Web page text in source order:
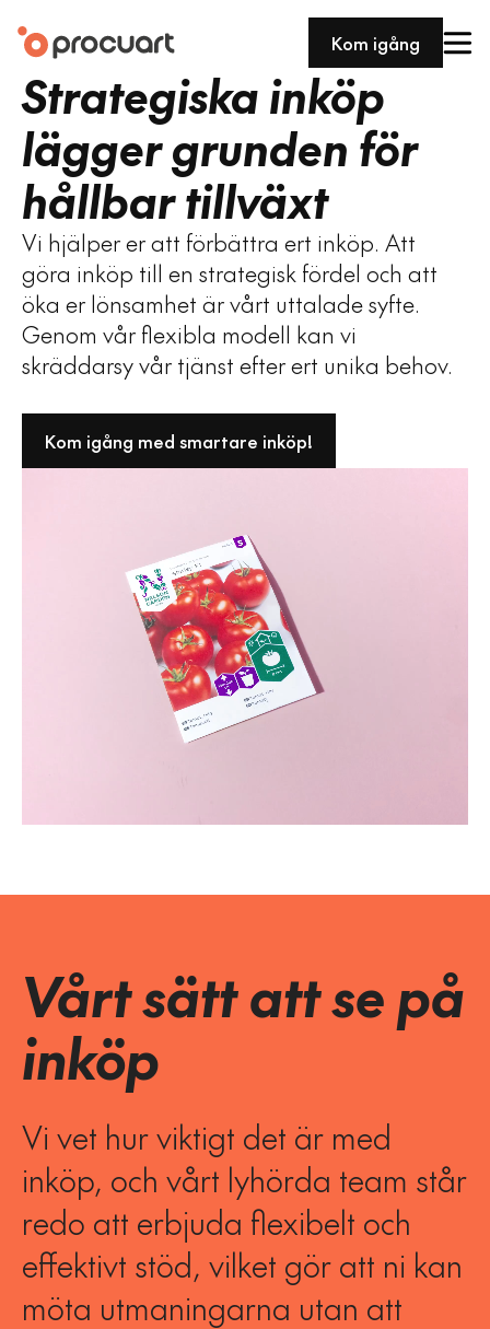
Kom igång
Strategiska inköp
lägger grunden för
hållbar tillväxt
Vi hjälper er att förbättra ert inköp. Att
göra inköp till en strategisk fördel och att
öka er lönsamhet är vårt uttalade syfte.
Genom vår flexibla modell kan vi
skräddarsy vår tjänst efter ert unika behov.
Kom igång med smartare inköp!
Vårt sätt att se på
inköp
Vi vet hur viktigt det är med
inköp, och vårt lyhörda team står
redo att erbjuda flexibelt och
effektivt stöd, vilket gör att ni kan
möta utmaningarna utan att